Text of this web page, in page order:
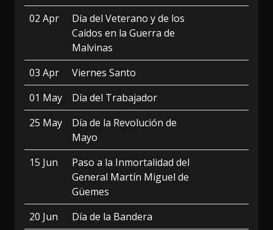
02 Apr
Día del Veterano y de los
Caídos en la Guerra de
Malvinas
03 Apr
Viernes Santo
01 May
Día del Trabajador
25 May
Día de la Revolución de
Mayo
15 Jun
Paso a la Inmortalidad del
General Martín Miguel de
Güemes
20 Jun
Día de la Bandera